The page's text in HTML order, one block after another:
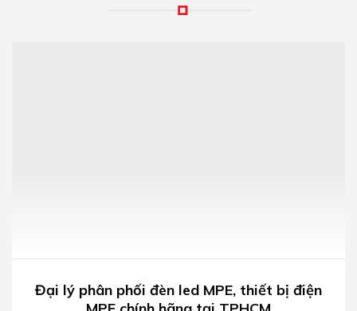
Đại lý phân phối đèn led MPE, thiết bị điện